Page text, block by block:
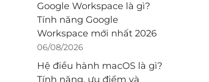
Google Workspace là gì?
Tính năng Google
Workspace mới nhất 2026
06/08/2026
Hệ điều hành macOS là gì?
Tính năng, ưu điểm và